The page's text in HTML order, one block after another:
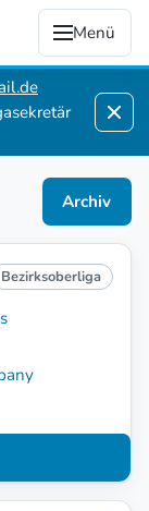
Menü
Archiv
Bezirksoberliga